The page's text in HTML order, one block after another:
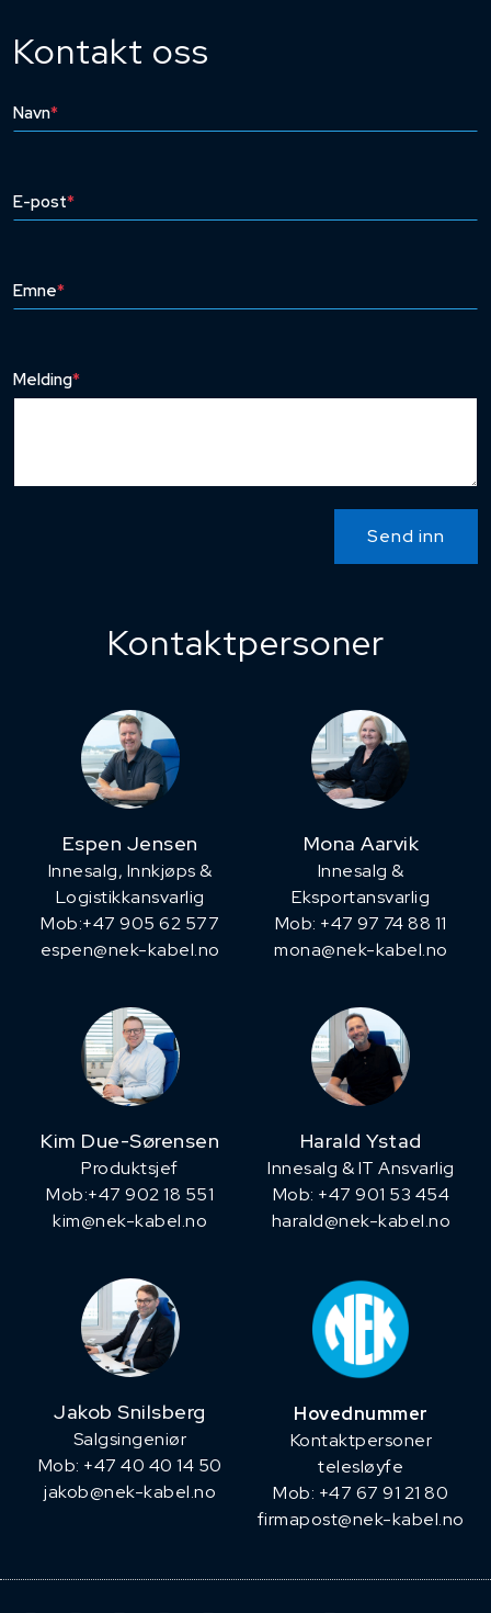
Kontakt oss
Navn*
E-post*
Emne*
Melding*
Send inn
Kontaktpersoner
Espen Jensen
Innesalg, ​Innkjøps &
Logistikkansvarlig
Mob:+47 905 62 577
espen@nek-kabel.no
Mona Aarvik
Innesalg &
Eksportansvarlig
Mob: +47 97 74 88 11
mona@nek-kabel.no
Kim Due-Sørensen
Produktsjef
​Mob:+47 902 18 551
kim@nek-kabel.no
Harald Ystad
Innesalg & IT Ansvarlig
Mob: +47 901 53 454
harald@nek-kabel.no
Jakob Snilsberg
​Salgsingeniør
Mob: +47 40 40 14 50
jakob@nek-kabel.no
Hovednummer
Kontaktpersoner
telesløyfe
Mob: +47 67 91 21 80
firmapost@nek-kabel.no